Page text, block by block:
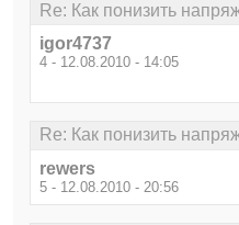
Re: Как понизить
igor4737
4 - 12.08.2010 - 14:05
Re: Как понизить
rewers
5 - 12.08.2010 - 20:56